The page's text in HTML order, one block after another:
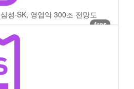
성·SK, 영업익 300조 전망도
4res